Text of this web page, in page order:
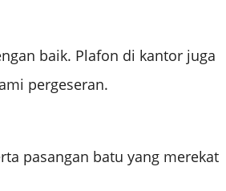
baik. Plafon di kantor juga
pergeseran.
pasangan batu yang merekat